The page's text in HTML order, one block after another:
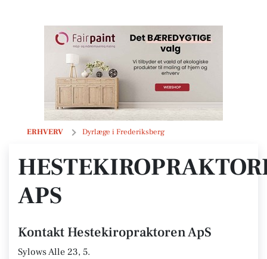
ERHVERV Dyrlæge i Frederiksberg
Hestekiropraktoren ApS
APS
Kontakt Hestekiropraktoren ApS
Sylows Alle 23, 5.